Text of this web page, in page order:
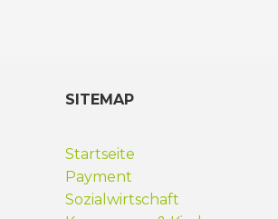
SITEMAP
Startseite
Payment
Sozialwirtschaft